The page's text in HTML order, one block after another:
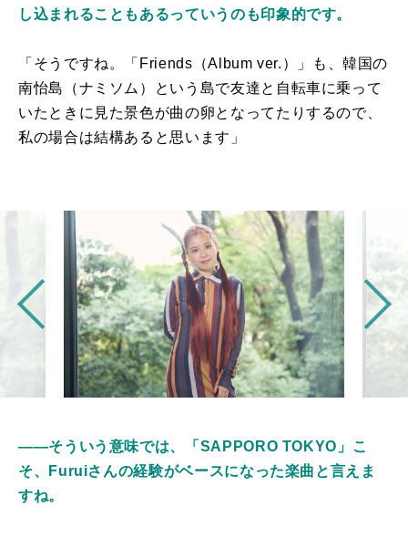
し込まれることもあるっていうのも印象的です。
「そうですね。「Friends（Album ver.）」も、韓国の
南怡島（ナミソム）という島で友達と自転車に乗って
いたときに見た景色が曲の卵となってたりするので、
私の場合は結構あると思います」
――そういう意味では、「SAPPORO TOKYO」こ
そ、Furuiさんの経験がベースになった楽曲と言えま
すね。